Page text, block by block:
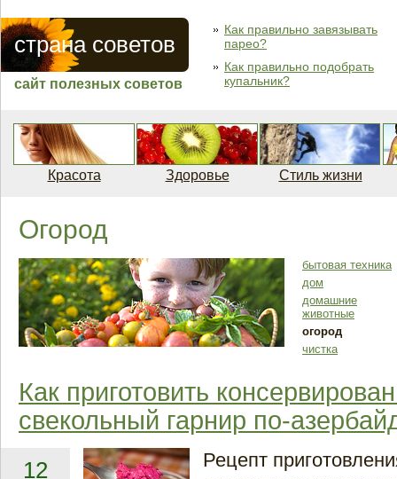
страна советов
сайт полезных советов
Как правильно завязывать
парео?
Как правильно подобрать
купальник?
Красота Здоровье Стиль жизни
Огород
бытовая техника
дом
домашние
животные
огород
чистка
Как приготовить
свекольный гарнир по-
12
Рецепт